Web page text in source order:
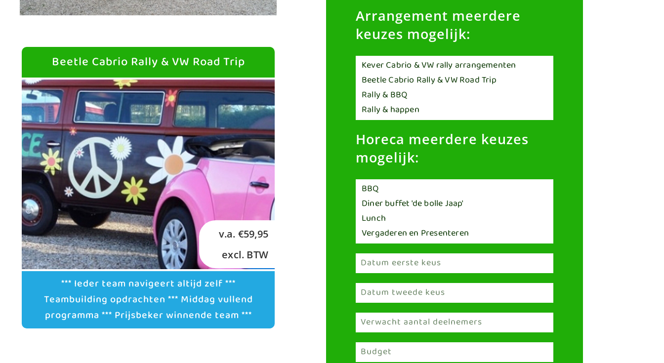
Beetle Cabrio Rally & VW Road Trip
v.a. €59,95
excl. BTW
*** Ieder team navigeert altijd zelf ***
Teambuilding opdrachten *** Middag vullend
programma *** Prijsbeker winnende team ***
Arrangement meerdere
keuzes mogelijk:
Horeca meerdere keuzes
mogelijk: